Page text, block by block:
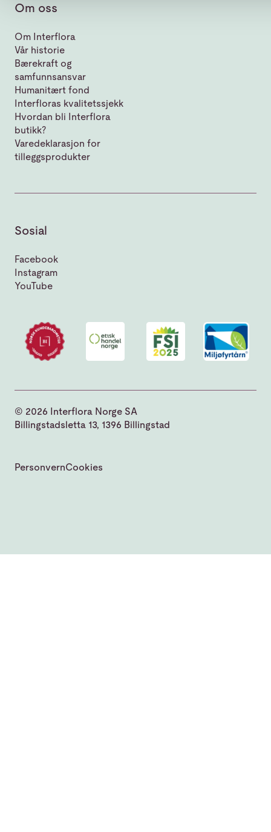
Om oss
Om Interflora
Vår historie
Bærekraft og
samfunnsansvar
Humanitært fond
Interfloras kvalitetssjekk
Hvordan bli Interflora
butikk?
Varedeklarasjon for
tilleggsprodukter
Sosial
Facebook
Instagram
YouTube
© 2026 Interflora Norge SA
Billingstadsletta 13, 1396 Billingstad
PersonvernCookies